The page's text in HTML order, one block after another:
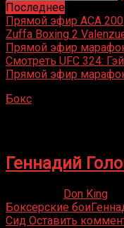
Последнее
Прямой эфир ACA 200
Zuffa Boxing 2
Прямой эфир
Смотреть UFC 324:
Прямой эфир
Бокс
Геннадий
Don King
Боксерские бои
Сид Оставить